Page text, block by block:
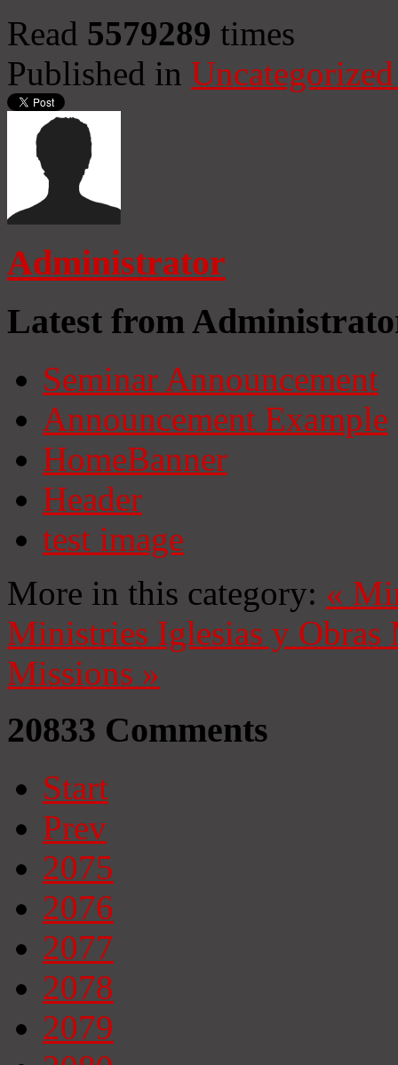
Read 5579289 times
Published in
Administrator
Latest from
Seminar Announcement
Announcement Example
HomeBanner
Header
test image
More in this category: «
Ministries Iglesias y Obras
Missions »
20833 Comments
Start
Prev
2075
2076
2077
2078
2079